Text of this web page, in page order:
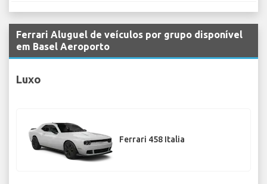
Ferrari Aluguel de veículos por grupo disponível
em Basel Aeroporto
Luxo
Ferrari 458 Italia